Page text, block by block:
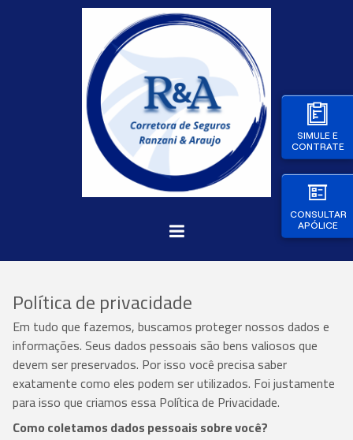
SIMULE E
CONTRATE
CONSULTAR
APÓLICE
Política de privacidade
Em tudo que fazemos, buscamos proteger nossos dados e
informações. Seus dados pessoais são bens valiosos que
devem ser preservados. Por isso você precisa saber
exatamente como eles podem ser utilizados. Foi justamente
para isso que criamos essa Política de Privacidade.
Como coletamos dados pessoais sobre você?